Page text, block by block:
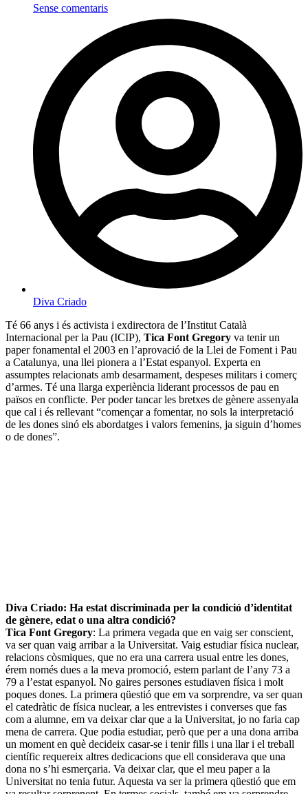
Sense comentaris
Diva Criado
Té 66 anys i és activista i exdirectora de l’Institut Català
Internacional per la Pau (ICIP), Tica Font Gregory va tenir un
paper fonamental el 2003 en l’aprovació de la Llei de Foment i Pau
a Catalunya, una llei pionera a l’Estat espanyol. Experta en
assumptes relacionats amb desarmament, despeses militars i comerç
d’armes. Té una llarga experiència liderant processos de pau en
països en conflicte. Per poder tancar les bretxes de gènere assenyala
que cal i és rellevant “començar a fomentar, no sols la interpretació
de les dones sinó els abordatges i valors femenins, ja siguin d’homes
o de dones”.
Diva Criado: Ha estat discriminada per la condició d’identitat
de gènere, edat o una altra condició?
Tica Font Gregory: La primera vegada que en vaig ser conscient,
va ser quan vaig arribar a la Universitat. Vaig estudiar física nuclear,
relacions còsmiques, que no era una carrera usual entre les dones,
érem només dues a la meva promoció, estem parlant de l’any 73 a
79 a l’estat espanyol. No gaires persones estudiaven física i molt
poques dones. La primera qüestió que em va sorprendre, va ser quan
el catedràtic de física nuclear, a les entrevistes i converses que fas
com a alumne, em va deixar clar que a la Universitat, jo no faria cap
mena de carrera. Que podia estudiar, però que per a una dona arriba
un moment en què decideix casar-se i tenir fills i una llar i el treball
científic requereix altres dedicacions que ell considerava que una
dona no s’hi esmerçaria. Va deixar clar, que el meu paper a la
Universitat no tenia futur. Aquesta va ser la primera qüestió que em